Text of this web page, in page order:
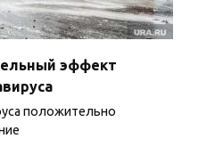
эффект
положительно